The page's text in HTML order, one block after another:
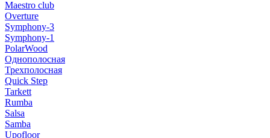
Maestro club
Overture
Symphony-3
Symphony-1
PolarWood
Однополосная
Трехполосная
Quick Step
Tarkett
Rumba
Salsa
Samba
Upofloor